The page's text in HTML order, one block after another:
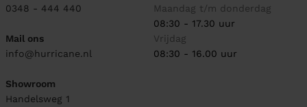
0348 - 444 440
Mail ons
info@hurricane.nl
Showroom
Handelsweg 1
Maandag t/m donderdag
08:30 - 17.30 uur
Vrijdag
08:30 - 16.00 uur